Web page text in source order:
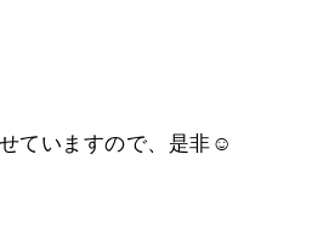
ていますので、是非☺️